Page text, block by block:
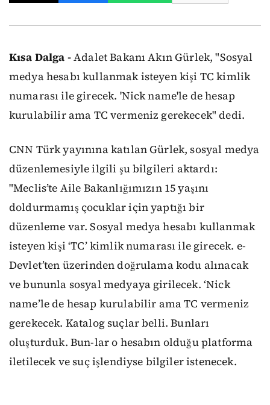
Kısa Dalga -Adalet Bakanı Akın Gürlek, "Sosyal
medya hesabı kullanmak isteyen kişi TC kimlik
numarası ile girecek. 'Nick name'le de hesap
kurulabilir ama TC vermeniz gerekecek" dedi.
CNN Türk yayınına katılan Gürlek, sosyal medya
düzenlemesiyle ilgili şu bilgileri aktardı:
"Meclis’te Aile Bakanlığımızın 15 yaşını
doldurmamış çocuklar için yaptığı bir
düzenleme var. Sosyal medya hesabı kullanmak
isteyen kişi ‘TC’ kimlik numarası ile girecek. e-
Devlet’ten üzerinden doğrulama kodu alınacak
ve bununla sosyal medyaya girilecek. ‘Nick
name’le de hesap kurulabilir ama TC vermeniz
gerekecek. Katalog suçlar belli. Bunları
oluşturduk. Bun-lar o hesabın olduğu platforma
iletilecek ve suç işlendiyse bilgiler istenecek.